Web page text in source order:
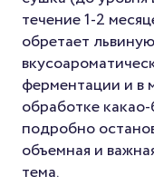
течение 1-2
обретает
ферментации и в
обработке
подробно
объемная и
тема.